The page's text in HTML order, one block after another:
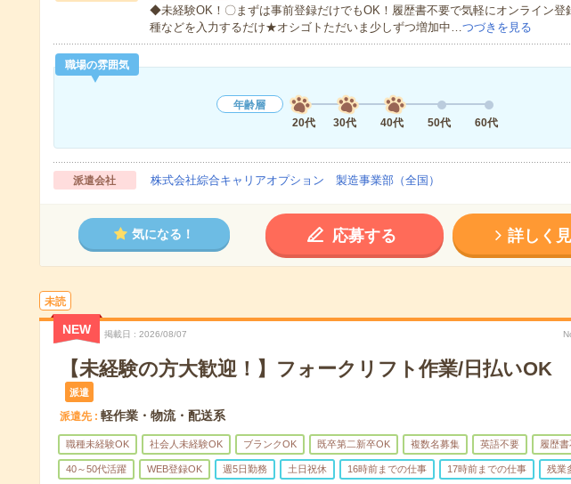
◆未経験OK！〇まずは事前登録だけでもOK！履歴書不要で気軽にオンライン
種などを入力するだけ★オシゴトただいま少しずつ増加中…つづきを見る
職場の雰囲気
年齢層
20代
30代 40代 50代 60代
派遣会社 株式会社綜合キャリアオプション 製造事業部（全国）
気になる！ 応募する 詳しく
未読
NEW 掲載日 2026/08/07
【未経験の方大歓迎！】フォークリフト作業/日払いOK
派遣
派遣先 軽作業・物流・配送系
職種未経験OK 社会人未経験OK ブランクOK 既卒第二新卒OK 複数名募集 英語不要 履歴
40～50代活躍 WEB登録OK 週5日勤務 土日祝休 16時前までの仕事 17時前までの仕事 残業